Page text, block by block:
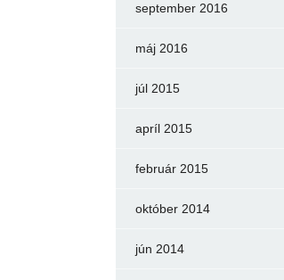
september 2016
máj 2016
júl 2015
apríl 2015
február 2015
október 2014
jún 2014